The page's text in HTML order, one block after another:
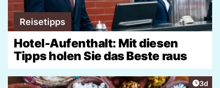
Reisetipps
Hotel-Aufenthalt: Mit diesen
Tipps holen Sie das Beste raus
3d